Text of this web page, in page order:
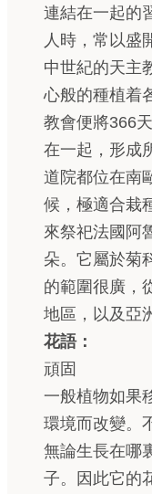
連結在一起的
人時，常以盛
中世紀的天主
心般的種植着
教會便將366
在一起，形成
道院都位在南
候，極適合栽
來祭祀法國阿
朵。它屬於菊
的範圍很廣，
地區，以及亞
花語：
頑固
一般植物如果
環境而改變。
無論生長在哪
子。因此它的